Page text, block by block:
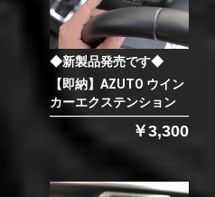
◆新製品発売です◆
【即納】AZUTO ウイン
カーエクステンション
￥3,300